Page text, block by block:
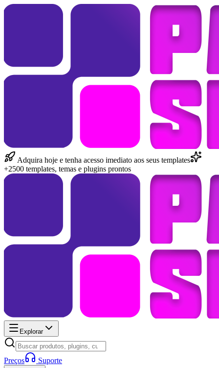
Adquira hoje e tenha acesso imediato aos seus templates
+2500 templates, temas e plugins prontos
Explorar
Preços Suporte